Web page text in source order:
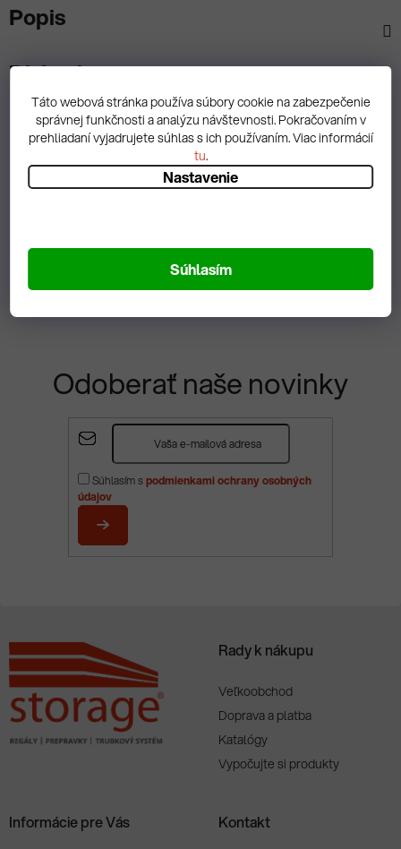
Táto webová stránka používa súbory cookie na zabezpečenie
správnej funkčnosti a analýzu návštevnosti. Pokračovaním v
prehliadaní vyjadrujete súhlas s ich používaním. Viac informácií
tu.
Nastavenie
Súhlasím
Popis
Diskusia
Spätná väzba
Zobrazit hodnotenie
Odoberať naše novinky
Súhlasím spodmienkami ochrany osobných
údajov
PRIHLÁSIŤ
Rady k nákupu
Veľkoobchod
Doprava a platba
Katalógy
Vypočujte si produkty
Informácie pre Vás Kontakt